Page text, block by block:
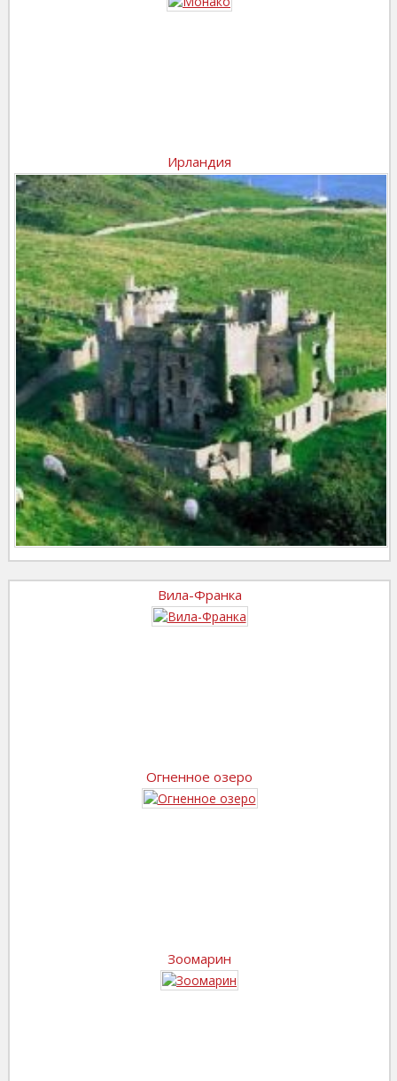
Ирландия
Вила-Франка
Огненное озеро
Зоомарин